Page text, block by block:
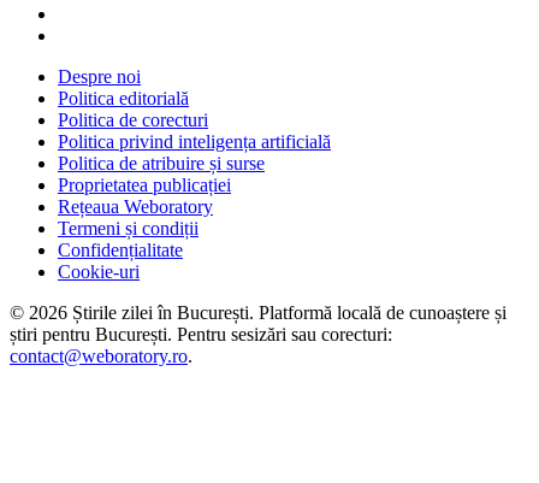
Despre noi
Politica editorială
Politica de corecturi
Politica privind inteligența artificială
Politica de atribuire și surse
Proprietatea publicației
Rețeaua Weboratory
Termeni și condiții
Confidențialitate
Cookie-uri
© 2026 Știrile zilei în București. Platformă locală de cunoaștere și
știri pentru București. Pentru sesizări sau corecturi:
contact@weboratory.ro.